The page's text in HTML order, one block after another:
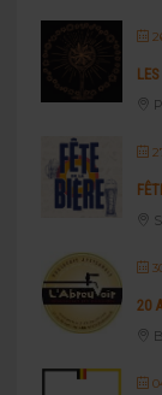
20